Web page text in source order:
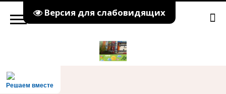
Версия для слабовидящих
Решаем вместе